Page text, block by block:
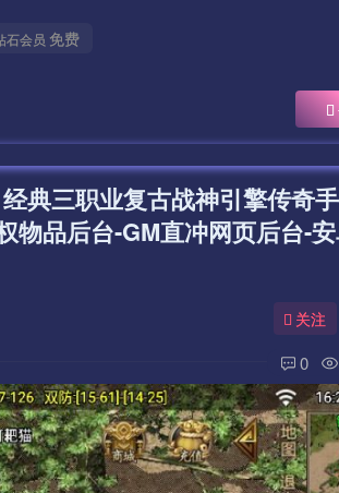
石会员 免费
典三职业复古战神引擎传奇
物品后台-GM直冲网页后台-
关注
0